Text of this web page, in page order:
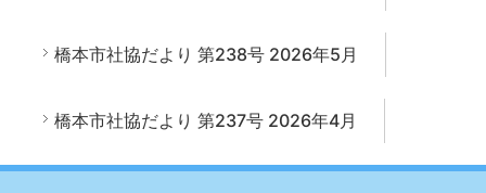
橋本市社協だより 第238号 2026年5月
橋本市社協だより 第237号 2026年4月